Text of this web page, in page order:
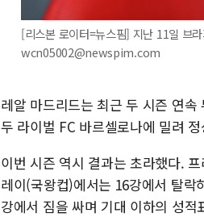
[리스본 로이터=뉴스핌] 지난 11일 브
wcn05002@newspim.com
레알 마드리드는 최근 두 시즌 연
두 라이벌 FC 바르셀로나에 밀려
이번 시즌 역시 결과는 초라했다.
레이(국왕컵)에서는 16강에서 탈
강에서 짐을 싸며 기대 이하의 성적